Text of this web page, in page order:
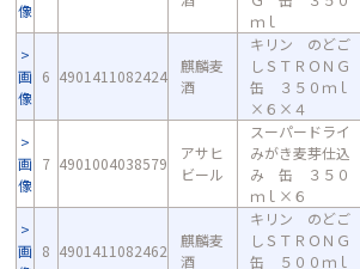
像
ｍｌ
画
像
6 4901411082424
麒麟麦
酒
キリン のどご
しＳＴＲＯＮＧ
缶 ３５０ｍｌ
×６×４
画
像
7 4901004038579
アサヒ
ビール
スーパードライ
みがき麦芽仕込
み 缶 ３５０
ｍｌ×６
画 8 4901411082462
麒麟麦
酒
キリン のどご
しＳＴＲＯＮＧ
缶 ５００ｍｌ